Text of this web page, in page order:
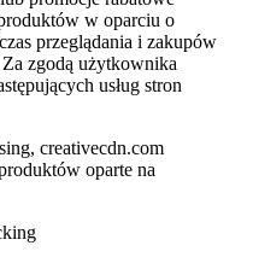
w oparciu o
przeglądania i zakupów
zgodą użytkownika
usług stron
creativecdn.com
oparte na